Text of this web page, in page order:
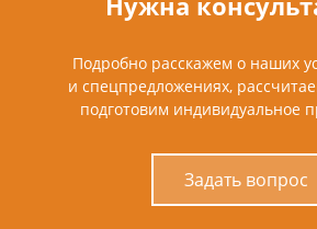
Подробно расскажем о наших
и спецпредложениях,
подготовим индивидуальное
Задать вопрос